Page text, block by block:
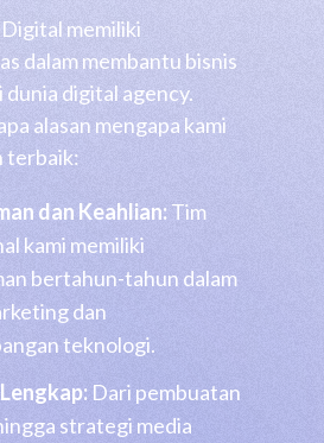
memiliki
dalam membantu bisnis
dunia digital agency.
alasan mengapa kami
terbaik:
dan Keahlian:Tim
kami memiliki
bertahun-tahun dalam
dan
teknologi.
Dari pembuatan
strategi media